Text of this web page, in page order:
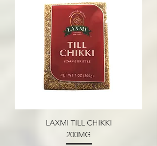
LAXMI TILL CHIKKI
200MG